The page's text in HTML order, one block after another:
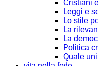
Cristiani
Leggi e
Lo stile
La
La
Politica
Quale